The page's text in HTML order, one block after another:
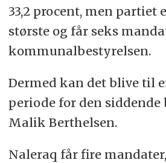
33,2 procent, men partiet
største og får seks
kommunalbestyrelsen.
Dermed kan det blive til
periode for den siddende
Malik Berthelsen.
Naleraq får fire